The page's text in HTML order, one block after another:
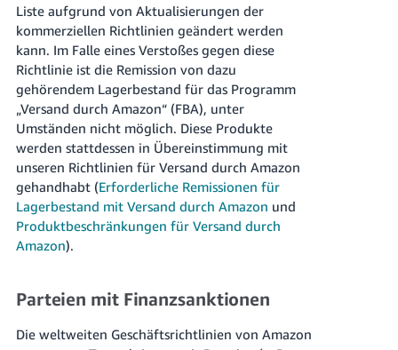
Liste aufgrund von Aktualisierungen der
kommerziellen Richtlinien geändert werden
kann. Im Falle eines Verstoßes gegen diese
Richtlinie ist die Remission von dazu
gehörendem Lagerbestand für das Programm
„Versand durch Amazon“ (FBA), unter
Umständen nicht möglich. Diese Produkte
werden stattdessen in Übereinstimmung mit
unseren Richtlinien für Versand durch Amazon
gehandhabt (Erforderliche Remissionen für
Lagerbestand mit Versand durch Amazon und
Produktbeschränkungen für Versand durch
Amazon).
Parteien mit Finanzsanktionen
Die weltweiten Geschäftsrichtlinien von Amazon